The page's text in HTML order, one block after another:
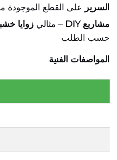
السرير على القطع الموجودة
مشاريع DIY
– مثالي زوايا
حسب الطلب
المواصفات الفنية